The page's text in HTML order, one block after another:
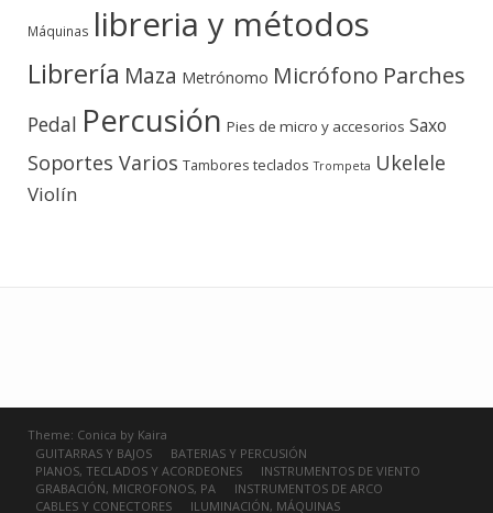
Máquinas libreria y métodos
Librería Maza Metrónomo Micrófono Parches
Pedal Percusión Pies de micro y accesorios Saxo
Soportes Varios Tambores teclados Trompeta Ukelele
Violín
Theme: Conica by Kaira
GUITARRAS Y BAJOS
BATERIAS Y PERCUSIÓN
PIANOS, TECLADOS Y ACORDEONES
INSTRUMENTOS DE VIENTO
GRABACIÓN, MICROFONOS, PA
INSTRUMENTOS DE ARCO
CABLES Y CONECTORES
ILUMINACIÓN, MÁQUINAS